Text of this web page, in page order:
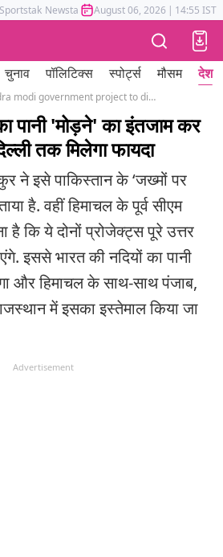
Sportstak Newstak Mumbai Tak Astrotak
August 06, 2026 | 14:55 IST
चुनाव पॉलिटिक्स स्पोर्ट्स मौसम देश
narendra modi government project to divert Indus water to Himachal pradesh
पानी 'मोड़ने' का इंतजाम कर
तक मिलेगा फायदा
ने इसे पाकिस्तान के ‘जख्मों पर
है. वहीं हिमाचल के पूर्व सीएम
है कि ये दोनों प्रोजेक्ट्स पूरे उत्तर
इससे भारत की नदियों का पानी
और हिमाचल के साथ-साथ पंजाब,
में इसका इस्तेमाल किया जा
Advertisement